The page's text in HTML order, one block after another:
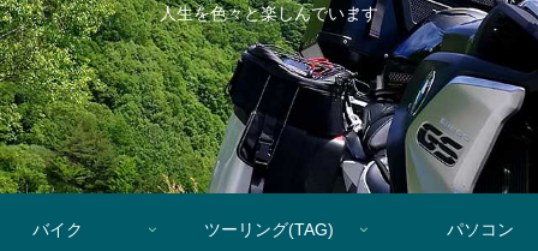
人生を色々と楽しんでいます
バイク ツーリング(TAG) パソコン